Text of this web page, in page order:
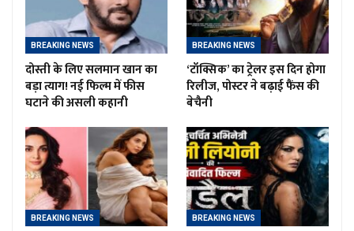
BREAKING NEWS
दोस्ती के लिए सलमान खान का
बड़ा त्याग! नई फिल्म में फीस
घटाने की असली कहानी
BREAKING NEWS
‘टॉक्सिक’ का ट्रेलर इस दिन होगा
रिलीज, पोस्टर ने बढ़ाई फैंस की
बेचैनी
BREAKING NEWS BREAKING NEWS